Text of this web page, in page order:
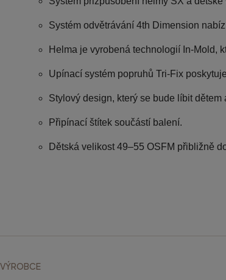
Systém odvětrávání 4th Dimension
Helma je vyrobená technologií In-Mold,
Upínací systém popruhů Tri-Fix
Stylový design, který se bude líbit
Připínací štítek součástí balení.
Dětská velikost 49–⁠⁠⁠⁠⁠⁠55 OSFM přibližně
VÝROBCE